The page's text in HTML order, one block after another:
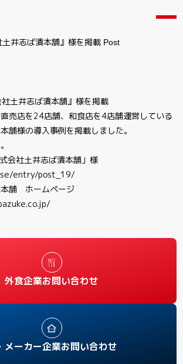
井志ば漬本舗』様を掲載 Post
土井志ば漬本舗』様を掲載
売店を24店舗、和食店を4店舗運営している
舗様の導入事例を掲載しました。
会社土井志ば漬本舗」様
entry/post_19/
本舗 ホームページ
外食企業お問い合わせ
メーカー企業お問い合わせ